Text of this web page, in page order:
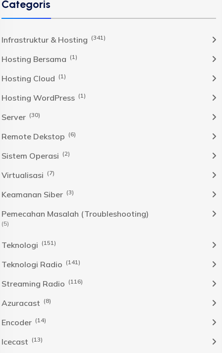
Categoris
Infrastruktur & Hosting (341)
Hosting Bersama (1)
Hosting Cloud (1)
Hosting WordPress (1)
Server (30)
Remote Dekstop (6)
Sistem Operasi (2)
Virtualisasi (7)
Keamanan Siber (3)
Pemecahan Masalah (Troubleshooting)
(5)
Teknologi (151)
Teknologi Radio (141)
Streaming Radio (116)
Azuracast (8)
Encoder (14)
Icecast (13)